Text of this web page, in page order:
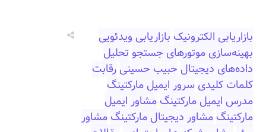
بازاریابی الکترونیک بازاریابی ویدئویی
بهینه‌سازی موتورهای جستجو تحلیل
داده‌های دیجیتال حبیب حسینی رقابت
کلمات کلیدی سرور ایمیل مارکتینگ
مدرس ایمیل مارکتینگ مشاور ایمیل
مارکتینگ مشاور دیجیتال مارکتینگ مشاور